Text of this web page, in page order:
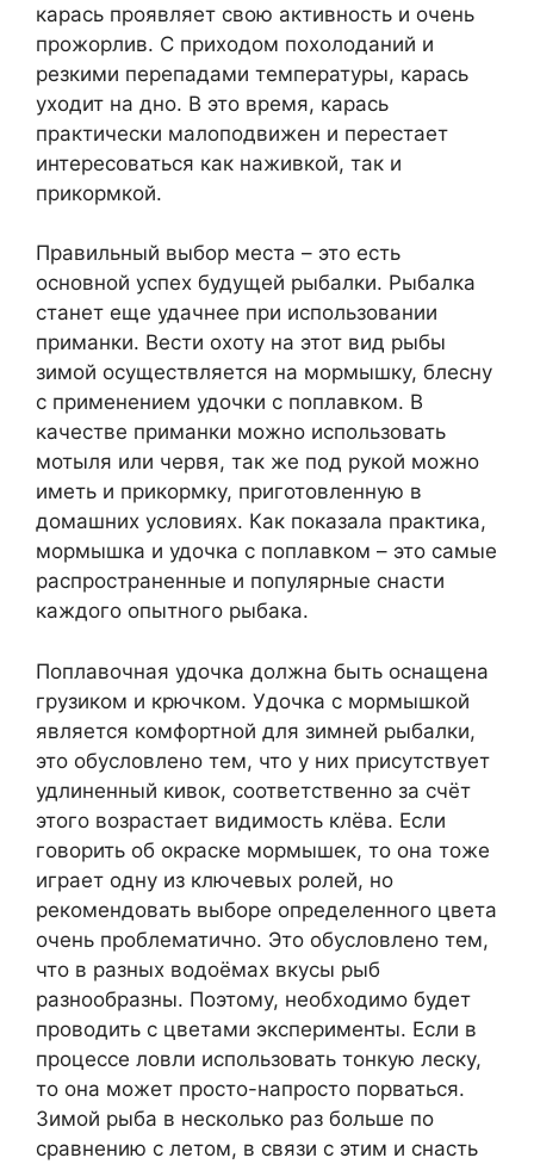
карась проявляет свою активность и очень
прожорлив. С приходом похолоданий и
резкими перепадами температуры, карась
уходит на дно. В это время, карась
практически малоподвижен и перестает
интересоваться как наживкой, так и
прикормкой.
Правильный выбор места – это есть
основной успех будущей рыбалки. Рыбалка
станет еще удачнее при использовании
приманки. Вести охоту на этот вид рыбы
зимой осуществляется на мормышку, блесну
с применением удочки с поплавком. В
качестве приманки можно использовать
мотыля или червя, так же под рукой можно
иметь и прикормку, приготовленную в
домашних условиях. Как показала практика,
мормышка и удочка с поплавком – это самые
распространенные и популярные снасти
каждого опытного рыбака.
Поплавочная удочка должна быть оснащена
грузиком и крючком. Удочка с мормышкой
является комфортной для зимней рыбалки,
это обусловлено тем, что у них присутствует
удлиненный кивок, соответственно за счёт
этого возрастает видимость клёва. Если
говорить об окраске мормышек, то она тоже
играет одну из ключевых ролей, но
рекомендовать выборе определенного цвета
очень проблематично. Это обусловлено тем,
что в разных водоёмах вкусы рыб
разнообразны. Поэтому, необходимо будет
проводить с цветами эксперименты. Если в
процессе ловли использовать тонкую леску,
то она может просто-напросто порваться.
Зимой рыба в несколько раз больше по
сравнению с летом, в связи с этим и снасть